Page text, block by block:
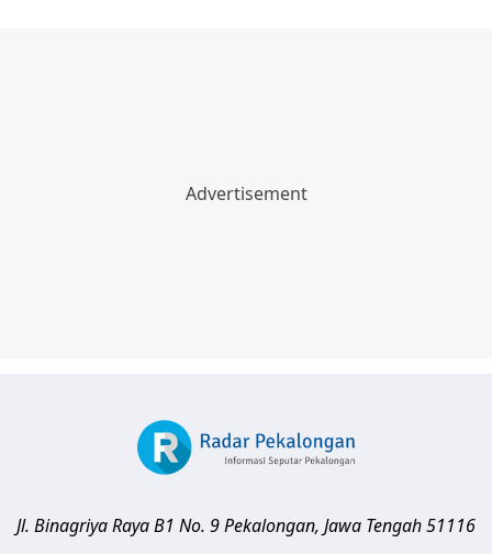
Jl. Binagriya Raya B1 No. 9Pekalongan, Jawa Tengah51116